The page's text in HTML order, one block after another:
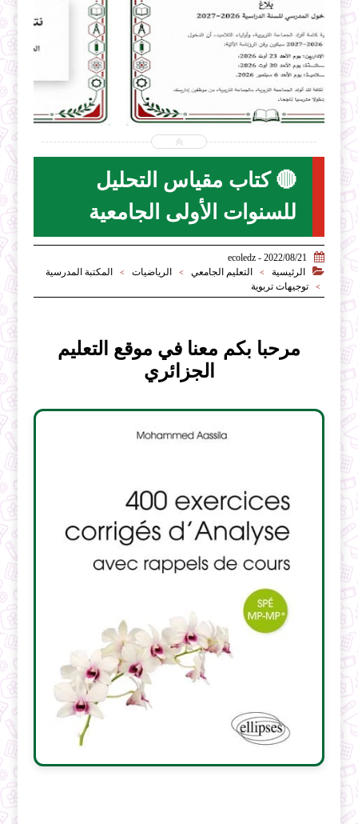
2026-07-31
ecoledz.net
شاهد الموضوع
🔴 كتاب مقياس التحليل
للسنوات الأولى الجامعية

2022/08/21 - ecoledz

الرئيسية > التعليم الجامعي > الرياضيات > المكتبة المدرسية
> توجيهات تربوية
مرحبا بكم معنا في موقع التعليم
الجزائري